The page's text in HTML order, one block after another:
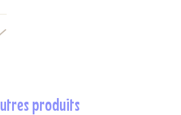
autres produits